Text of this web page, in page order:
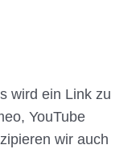
wird ein Link zu
YouTube
wir auch